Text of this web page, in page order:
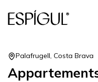
Palafrugell, Costa Brava